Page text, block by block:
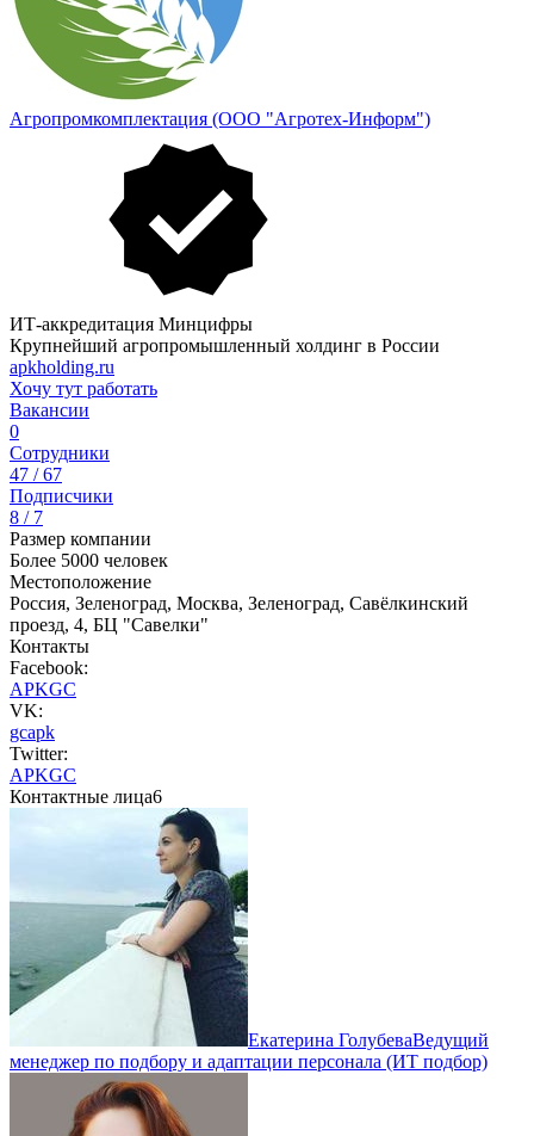
Агропромкомплектация (ООО "Агротех-Информ")
ИТ-аккредитация Минцифры
Крупнейший агропромышленный холдинг в России
apkholding.ru
Хочу тут работать
Вакансии
0
Сотрудники
47 / 67
Подписчики
8 / 7
Размер компании
Более 5000 человек
Местоположение
Россия, Зеленоград, Москва, Зеленоград, Савёлкинский
проезд, 4, БЦ "Савелки"
Контакты
Facebook:
APKGC
VK:
gcapk
Twitter:
APKGC
Контактные лица6
Екатерина ГолубеваВедущий
менеджер по подбору и адаптации персонала (ИТ подбор)